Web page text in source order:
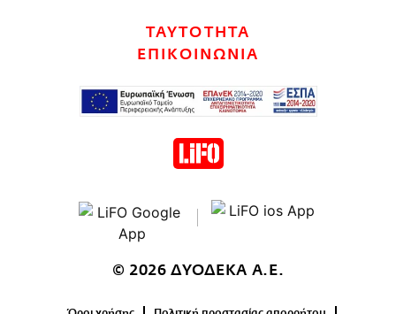
ΤΑΥΤΟΤΗΤΑ
ΕΠΙΚΟΙΝΩΝΙΑ
© 2026 ΔΥΟΔΕΚΑ Α.Ε.